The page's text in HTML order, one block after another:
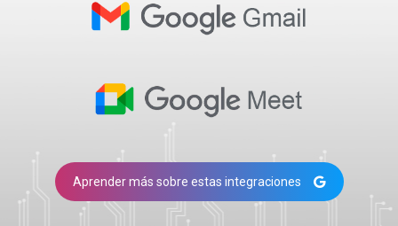
Aprender más sobre estas integraciones